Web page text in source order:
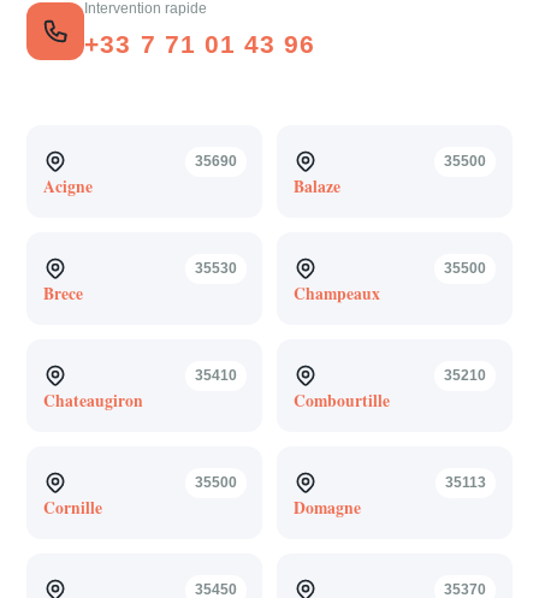
Intervention rapide
+33 7 71 01 43 96
35690
Acigne
35500
Balaze
35530
Brece
35500
Champeaux
35410
Chateaugiron
35210
Combourtille
35500
Cornille
35113
Domagne
35450 35370